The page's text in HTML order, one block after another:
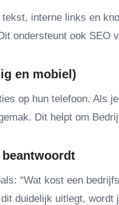
interne links en
ondersteunt ook SEO
en mobiel)
op hun telefoon. Als
Dit helpt om
“Wat kost een
duidelijk uitlegt, wordt